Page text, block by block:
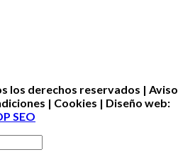
los derechos reservados | Aviso
| Cookies | Diseño web:
SEO